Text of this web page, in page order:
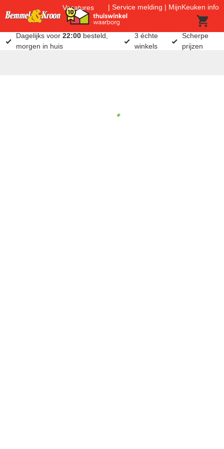
Vacatures Service melding MijnKeuken info
Dagelijks voor22:00 besteld,
morgen in huis
3 échte
winkels
Scherpe
prijzen